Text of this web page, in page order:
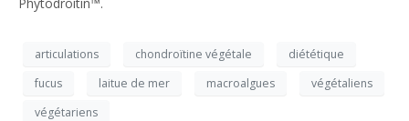
articulations chondroïtine végétale
diététique
fucus
laitue de mer macroalgues
végétaliens
végétariens